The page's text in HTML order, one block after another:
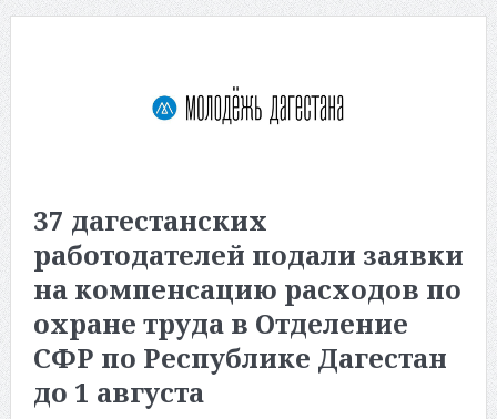
37 дагестанских
работодателей подали заявки
на компенсацию расходов по
охране труда в Отделение
СФР по Республике Дагестан
до 1 августа